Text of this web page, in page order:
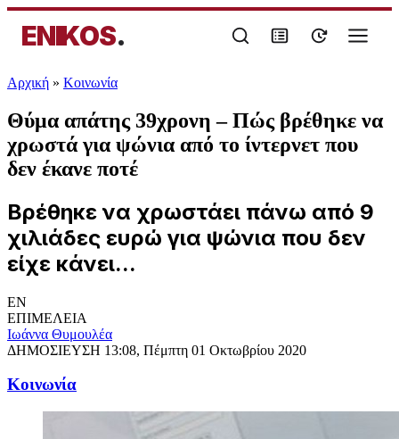
ENIKOS.
Αρχική » Κοινωνία
Θύμα απάτης 39χρονη – Πώς βρέθηκε να
χρωστά για ψώνια από το ίντερνετ που
δεν έκανε ποτέ
Βρέθηκε να χρωστάει πάνω από 9
χιλιάδες ευρώ για ψώνια που δεν
είχε κάνει...
EN
ΕΠΙΜΕΛΕΙΑ
Ιωάννα Θυμουλέα
ΔΗΜΟΣΙΕΥΣΗ 13:08, Πέμπτη 01 Οκτωβρίου 2020
Κοινωνία